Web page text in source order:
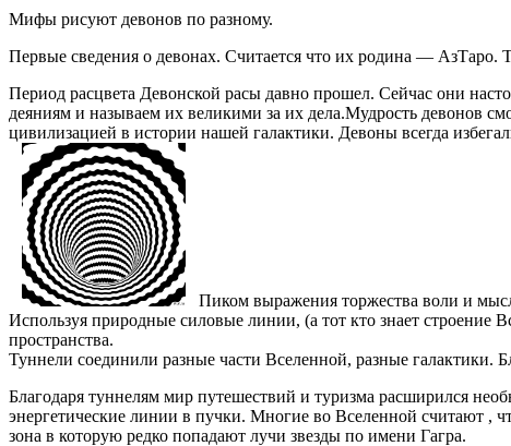
Мифы рисуют девонов по разному.
Первые сведения о девонах. Считается что их родина — АзТаро.
Период расцвета Девонской расы давно прошел. Сейчас они
деяниям и называем их великими за их дела.Мудрость девонов
цивилизацией в истории нашей галактики. Девоны всегда
Пиком выражения торжества воли и
Используя природные силовые линии, (а тот кто знает
пространства.
Туннели соединили разные части Вселенной, разные галактики.
Благодаря туннелям мир путешествий и туризма расширился
энергетические линии в пучки. Многие во Вселенной считают ,
зона в которую редко попадают лучи звезды по имени Гагра.